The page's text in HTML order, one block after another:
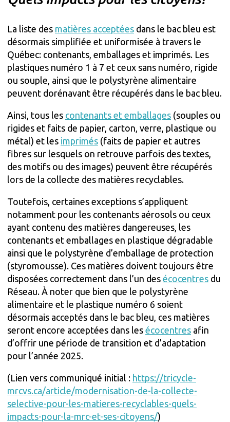
La liste des matières acceptées dans le bac bleu est
désormais simplifiée et uniformisée à travers le
Québec: contenants, emballages et imprimés. Les
plastiques numéro 1 à 7 et ceux sans numéro, rigide
ou souple, ainsi que le polystyrène alimentaire
peuvent dorénavant être récupérés dans le bac bleu.
Ainsi, tous les contenants et emballages (souples ou
rigides et faits de papier, carton, verre, plastique ou
métal) et les imprimés (faits de papier et autres
fibres sur lesquels on retrouve parfois des textes,
des motifs ou des images) peuvent être récupérés
lors de la collecte des matières recyclables.
Toutefois, certaines exceptions s’appliquent
notamment pour les contenants aérosols ou ceux
ayant contenu des matières dangereuses, les
contenants et emballages en plastique dégradable
ainsi que le polystyrène d’emballage de protection
(styromousse). Ces matières doivent toujours être
disposées correctement dans l’un des écocentres du
Réseau. À noter que bien que le polystyrène
alimentaire et le plastique numéro 6 soient
désormais acceptés dans le bac bleu, ces matières
seront encore acceptées dans les écocentres afin
d’offrir une période de transition et d’adaptation
pour l’année 2025.
(Lien vers communiqué initial : https://tricycle-
mrcvs.ca/article/modernisation-de-la-collecte-
selective-pour-les-matieres-recyclables-quels-
impacts-pour-la-mrc-et-ses-citoyens/)